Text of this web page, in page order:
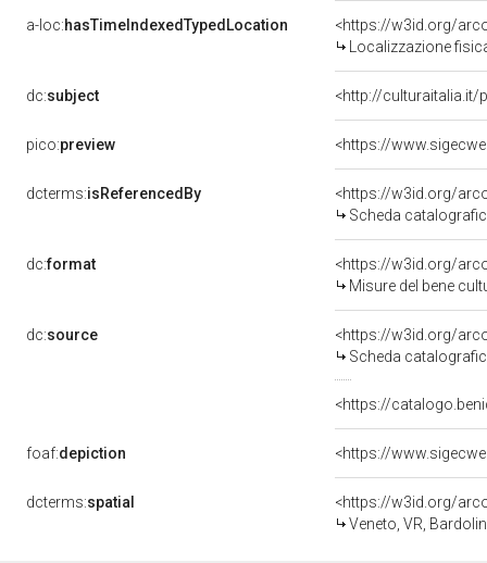
a-loc:hasTimeIndexedTypedLocation
<https://w3id.org/
Localizzazione
dc:subject <http://culturaitalia.it/
pico:preview
dcterms:isReferencedBy
<https://w3id.org/
Scheda
dc:format
<https://w3id.org/
Misure del bene
dc:source
<https://w3id.org/
Scheda
<https://
foaf:depiction
dcterms:spatial
<https://w3id.org/
Veneto, VR,